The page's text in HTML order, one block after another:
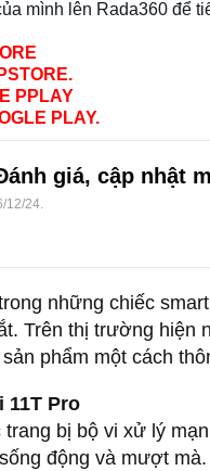
mình lên Rada360 để
PPLAY
PLAY.
giá, cập nhật
12/24.
những chiếc
Trên thị trường hiện
phẩm một cách
11T Pro
bị bộ vi xử lý
động và mượt